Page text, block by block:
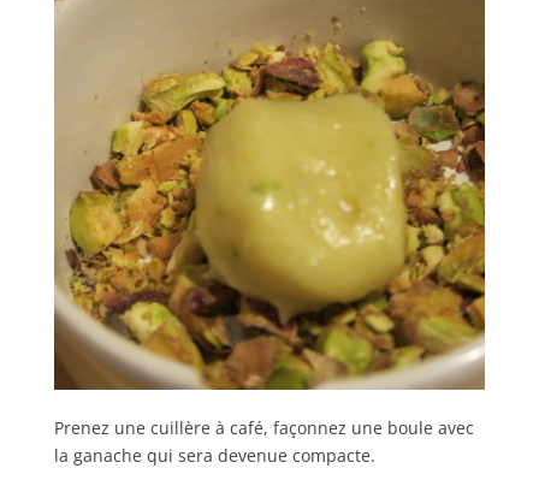
Prenez une cuillère à café, façonnez une boule avec
la ganache qui sera devenue compacte.